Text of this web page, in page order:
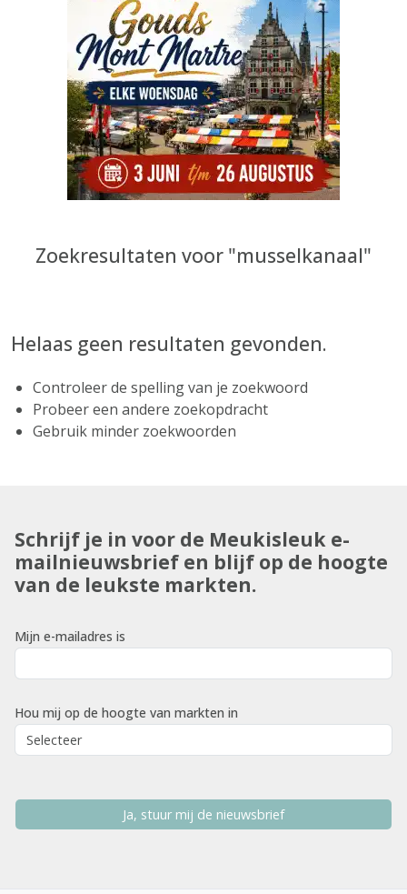
Zoekresultaten voor "musselkanaal"
Helaas geen resultaten gevonden.
Controleer de spelling van je zoekwoord
Probeer een andere zoekopdracht
Gebruik minder zoekwoorden
Schrijf je in voor de Meukisleuk e-
mailnieuwsbrief en blijf op de hoogte
van de leukste markten.
Mijn e-mailadres is
Hou mij op de hoogte van markten in
Ja, stuur mij de nieuwsbrief